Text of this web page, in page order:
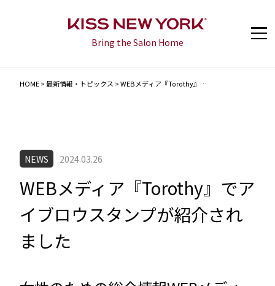
Bring the Salon Home
HOME>最新情報・トピックス >WEBメディア『Torothy』…
NEWS 2024.03.26
WEBメディア『Torothy』でア
イブロウスタンプが紹介され
ました